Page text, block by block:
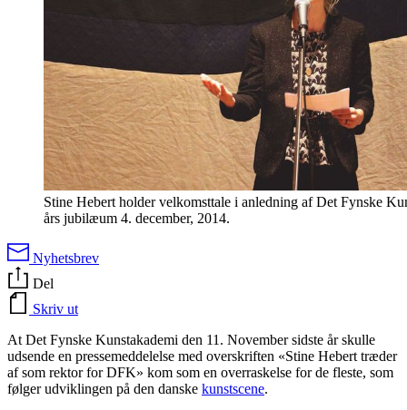
Stine Hebert holder velkomsttale i anledning af Det Fynske
års jubilæum 4. december, 2014.
Nyhetsbrev
Del
Skriv ut
At Det Fynske Kunstakademi den 11. November sidste år skulle
udsende en pressemeddelelse med overskriften «Stine Hebert træder
af som rektor for DFK» kom som en overraskelse for de fleste, som
følger udviklingen på den danske kunstscene.